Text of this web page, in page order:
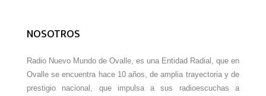
NOSOTROS
Radio Nuevo Mundo de Ovalle, es una Entidad Radial, que en
Ovalle se encuentra hace 10 años, de amplia trayectoria y de
prestigio nacional, que impulsa a sus radioescuchas a